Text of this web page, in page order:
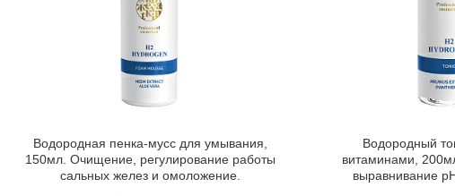
Водородная пенка-мусс для умывания,
150мл. Очищение, регулирование работы
сальных желез и омоложение.
Водородный
витаминами,
выравнивание